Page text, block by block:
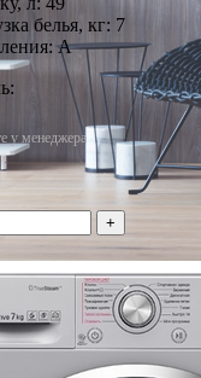
белья, кг: 7
A
у менеджера
+